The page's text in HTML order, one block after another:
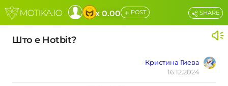
x 0.00 + POST
Што е Hotbit?
Кристина Гиева
16.12.2024
SHARE